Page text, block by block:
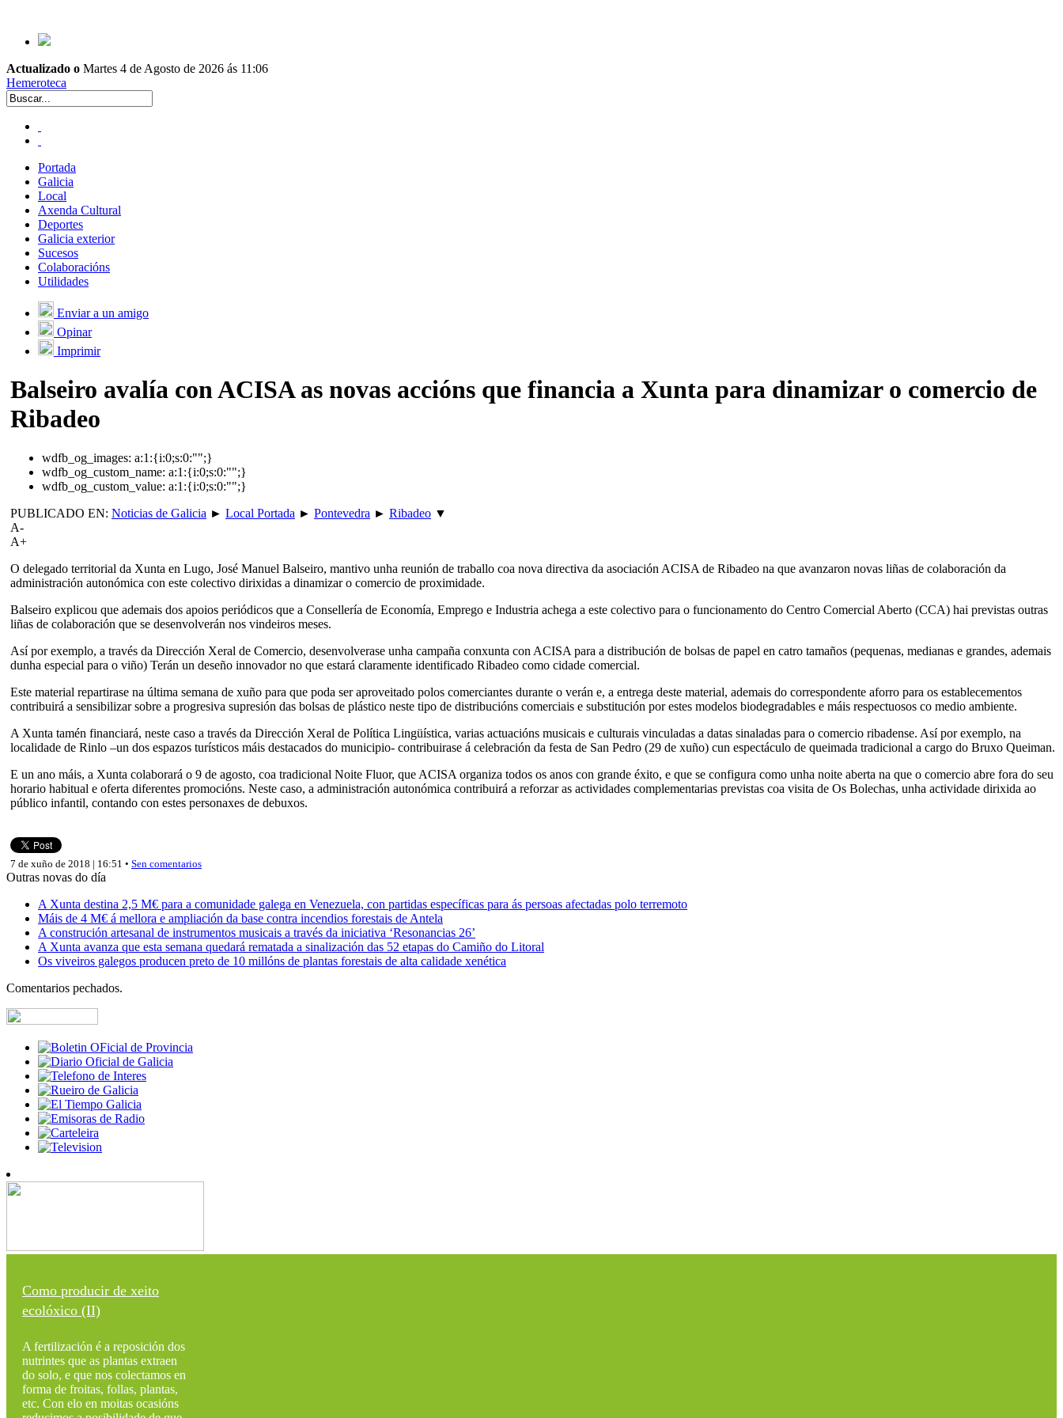
Actualizado o Martes 4 de Agosto de 2026 ás 11:06
Hemeroteca
Portada
Galicia
Local
Axenda Cultural
Deportes
Galicia exterior
Sucesos
Colaboracións
Utilidades
Enviar a un amigo
Opinar
Imprimir
Balseiro avalía con ACISA as novas accións que financia a Xunta para dinamizar o comercio de
Ribadeo
wdfb_og_images: a:1:{i:0;s:0:"";}
wdfb_og_custom_name: a:1:{i:0;s:0:"";}
wdfb_og_custom_value: a:1:{i:0;s:0:"";}
PUBLICADO EN: Noticias de Galicia ► Local Portada ► Pontevedra ► Ribadeo ▼
A-
A+
O delegado territorial da Xunta en Lugo, José Manuel Balseiro, mantivo unha reunión de traballo coa nova directiva da asociación ACISA de Ribadeo na que avanzaron novas liñas de colaboración da
administración autonómica con este colectivo dirixidas a dinamizar o comercio de proximidade.
Balseiro explicou que ademais dos apoios periódicos que a Consellería de Economía, Emprego e Industria achega a este colectivo para o funcionamento do Centro Comercial Aberto (CCA) hai previstas outras
liñas de colaboración que se desenvolverán nos vindeiros meses.
Así por exemplo, a través da Dirección Xeral de Comercio, desenvolverase unha campaña conxunta con ACISA para a distribución de bolsas de papel en catro tamaños (pequenas, medianas e grandes, ademais
dunha especial para o viño) Terán un deseño innovador no que estará claramente identificado Ribadeo como cidade comercial.
Este material repartirase na última semana de xuño para que poda ser aproveitado polos comerciantes durante o verán e, a entrega deste material, ademais do correspondente aforro para os establecementos
contribuirá a sensibilizar sobre a progresiva supresión das bolsas de plástico neste tipo de distribucións comerciais e substitución por estes modelos biodegradables e máis respectuosos co medio ambiente.
A Xunta tamén financiará, neste caso a través da Dirección Xeral de Política Lingüística, varias actuacións musicais e culturais vinculadas a datas sinaladas para o comercio ribadense. Así por exemplo, na
localidade de Rinlo –un dos espazos turísticos máis destacados do municipio- contribuirase á celebración da festa de San Pedro (29 de xuño) cun espectáculo de queimada tradicional a cargo do Bruxo Queiman.
E un ano máis, a Xunta colaborará o 9 de agosto, coa tradicional Noite Fluor, que ACISA organiza todos os anos con grande éxito, e que se configura como unha noite aberta na que o comercio abre fora do seu
horario habitual e oferta diferentes promocións. Neste caso, a administración autonómica contribuirá a reforzar as actividades complementarias previstas coa visita de Os Bolechas, unha actividade dirixida ao
público infantil, contando con estes personaxes de debuxos.
7 de xuño de 2018 | 16:51 • Sen comentarios
Outras novas do día
A Xunta destina 2,5 M€ para a comunidade galega en Venezuela, con partidas específicas para ás persoas afectadas polo terremoto
Máis de 4 M€ á mellora e ampliación da base contra incendios forestais de Antela
A construción artesanal de instrumentos musicais a través da iniciativa ‘Resonancias 26’
A Xunta avanza que esta semana quedará rematada a sinalización das 52 etapas do Camiño do Litoral
Os viveiros galegos producen preto de 10 millóns de plantas forestais de alta calidade xenética
Comentarios pechados.
Como producir de xeito
ecolóxico (II)
A fertilización é a reposición dos
nutrintes que as plantas extraen
do solo, e que nos colectamos en
forma de froitas, follas, plantas,
etc. Con elo en moitas ocasións